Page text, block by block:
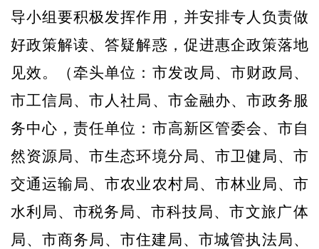
导小组要积极发挥作用，并安排专人负责做
好政策解读、答疑解惑，促进惠企政策落地
见效。
（牵头单位：市发改局、市财政局、
市工信局、市人社局、市金融办、市政务服
务中心，责任单位：市高新区管委会、市自
然资源局、市生态环境分局、市卫健局、市
交通运输局、市农业农村局、市林业局、市
水利局、市税务局、市科技局、市文旅广体
局、市商务局、市住建局、市城管执法局、